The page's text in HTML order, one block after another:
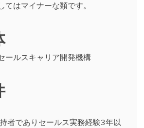
てはマイナーな類です。
ールスキャリア開発機構
者でありセールス実務経験3年以